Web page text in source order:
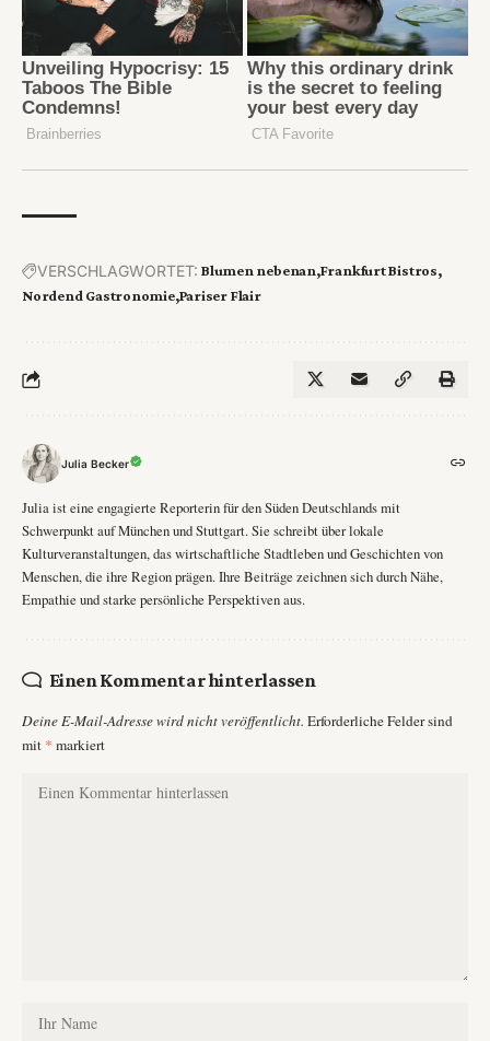
VERSCHLAGWORTET: Blumen nebenan Frankfurt Bistros
Nordend Gastronomie Pariser Flair
Julia Becker
Julia ist eine engagierte Reporterin für den Süden Deutschlands mit
Schwerpunkt auf München und Stuttgart. Sie schreibt über lokale
Kulturveranstaltungen, das wirtschaftliche Stadtleben und Geschichten von
Menschen, die ihre Region prägen. Ihre Beiträge zeichnen sich durch Nähe,
Empathie und starke persönliche Perspektiven aus.
Einen Kommentar hinterlassen
Deine E-Mail-Adresse wird nicht veröffentlicht. Erforderliche Felder sind
mit * markiert